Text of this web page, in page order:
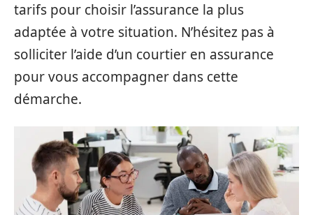
tarifs pour choisir l’assurance la plus
adaptée à votre situation. N’hésitez pas à
solliciter l’aide d’un courtier en assurance
pour vous accompagner dans cette
démarche.